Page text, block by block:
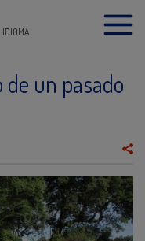
IDIOMA
de un pasado